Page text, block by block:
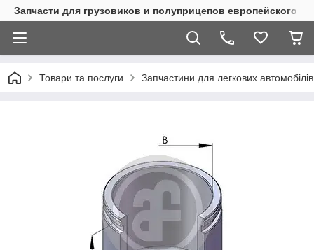
Запчасти для грузовиков и полуприцепов европейского
Товари та послуги Запчастини для легкових автомобілів